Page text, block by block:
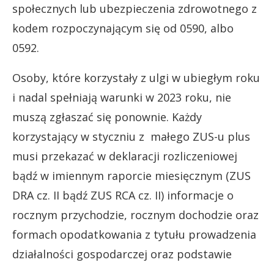
społecznych lub ubezpieczenia zdrowotnego z
kodem rozpoczynającym się od 0590, albo
0592.
Osoby, które korzystały z ulgi w ubiegłym roku
i nadal spełniają warunki w 2023 roku, nie
muszą zgłaszać się ponownie. Każdy
korzystający w styczniu z małego ZUS-u plus
musi przekazać w deklaracji rozliczeniowej
bądź w imiennym raporcie miesięcznym (ZUS
DRA cz. II bądź ZUS RCA cz. II) informacje o
rocznym przychodzie, rocznym dochodzie oraz
formach opodatkowania z tytułu prowadzenia
działalności gospodarczej oraz podstawie